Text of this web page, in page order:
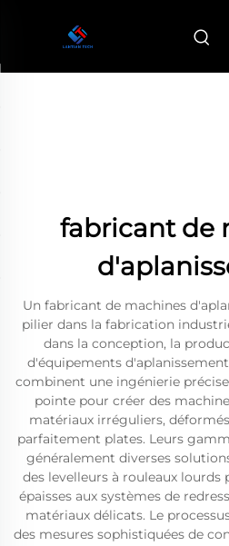
fabricant de
Un fabricant de machines
pilier dans la fabrication
dans la conception, la
d'équipements
combinent une ingénierie
pointe pour créer des
matériaux irréguliers,
parfaitement plates. Leurs
généralement diverses
des levelleurs à rouleaux
épaisses aux systèmes de
matériaux délicats. Le
des mesures sophistiquées de